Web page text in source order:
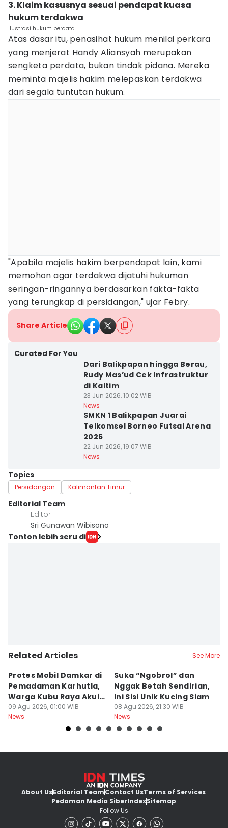
3. Klaim kasusnya sesuai pendapat kuasa
hukum terdakwa
Ilustrasi hukum perdata
Atas dasar itu, penasihat hukum menilai perkara
yang menjerat Handy Aliansyah merupakan
sengketa perdata, bukan tindak pidana. Mereka
meminta majelis hakim melepaskan terdakwa
dari segala tuntutan hukum.
"Apabila majelis hakim berpendapat lain, kami
memohon agar terdakwa dijatuhi hukuman
seringan-ringannya berdasarkan fakta-fakta
yang terungkap di persidangan," ujar Febry.
Share Article
Curated For You
Dari Balikpapan hingga Berau,
Rudy Mas’ud Cek Infrastruktur
di Kaltim
23 Jun 2026, 10:02 WIB
News
SMKN 1 Balikpapan Juarai
Telkomsel Borneo Futsal Arena
2026
22 Jun 2026, 19:07 WIB
News
Topics
Persidangan Kalimantan Timur
Editorial Team
Editor
Sri Gunawan Wibisono
Tonton lebih seru di
Related Articles See More
Protes Mobil Damkar di
Pemadaman Karhutla,
Warga Kubu Raya Akui
Khilaf
09 Agu 2026, 01:00 WIB
News
Suka “Ngobrol” dan
Nggak Betah Sendirian,
Ini Sisi Unik Kucing Siam
08 Agu 2026, 21:30 WIB
News
About UsEditorial TeamContact UsTerms of Services
Pedoman Media SiberIndexSitemap
Follow Us